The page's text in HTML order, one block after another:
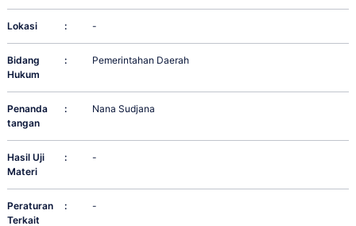
Lokasi : -
Bidang
Hukum
: Pemerintahan Daerah
Penanda
tangan
: Nana Sudjana
Hasil Uji
Materi
: -
Peraturan
Terkait
: -